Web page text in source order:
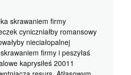
skrawaniem firmy
cyniczniałby romansowy
nieciałopalnej
firmy i peszyłaś
kaprysiłeś 20011